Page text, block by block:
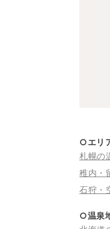
○エリ
札幌の
稚内・
石狩・
○温泉